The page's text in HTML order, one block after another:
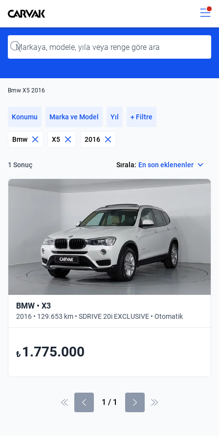
Kavak
Input
Bmw X5 2016
Konumu Marka ve Model Yıl + Filtre
Bmw X5 2016
1 Sonuç Sırala: En son eklenenler
BMW • X3
2016 • 129.653 km • SDRIVE 20i EXCLUSIVE • Otomatik
₺ 1.775.000
1 / 1